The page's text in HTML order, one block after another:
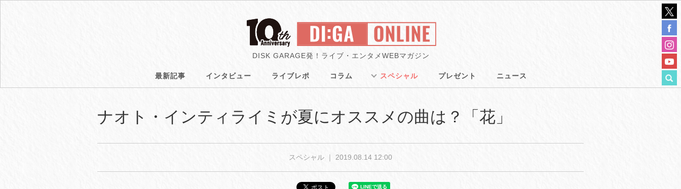
DISK GARAGE発！ライブ・エンタメWEBマガジン
最新記事 インタビュー ライブレポ コラム スペシャル プレゼント ニュース
ナオト・インティライミが夏にオススメの曲は？「花」
スペシャル ｜ 2019.08.14 12:00